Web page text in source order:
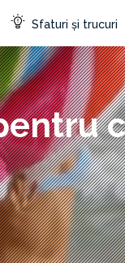
Sfaturi și trucuri